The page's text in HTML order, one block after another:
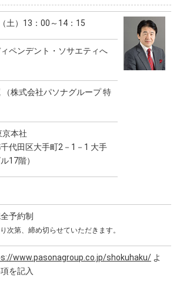
土）13：00～14：15
ィペンデント・ソサエティへ
（株式会社パソナグループ 特
京本社
千代田区大手町2－1－1 大手
17階）
予約制
次第、締め切らせていただきます。
www.pasonagroup.co.jp/shokuhaku/ よ
を記入